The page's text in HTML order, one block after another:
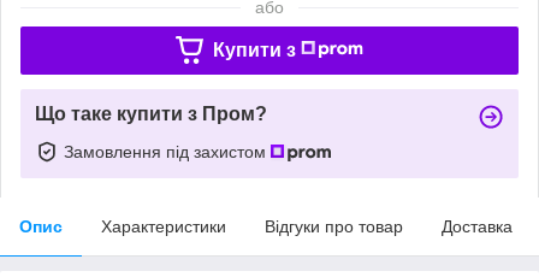
або
Купити з
Що таке купити з Пром?
Замовлення під захистом
Опис Характеристики Відгуки про товар Доставка